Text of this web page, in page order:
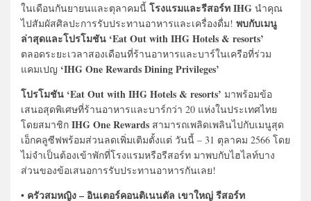
ในเดือนกันยายนและตุลาคมนี้ โรงแรมและรีสอร์ท IHG นำคุณ
ไปสัมผัสศิลปะการรับประทานอาหารและเครื่องดื่ม! พบกับเมนู
ล่าสุดและโปรโมชัน ‘Eat Out with IHG Hotels & resorts’
ตลอดระยะเวลาสองเดือนที่ร้านอาหารและบาร์ในเครือที่ร่วม
แคมเปญ ‘IHG One Rewards Dining Privileges’
โปรโมชัน ‘Eat Out with IHG Hotels & resorts’ มาพร้อมข้อ
เสนอสุดพิเศษที่ร้านอาหารและบาร์กว่า 20 แห่งในประเทศไทย
โดยสมาชิก IHG One Rewards สามารถเพลิดเพลินไปกับเมนูสุด
เอ็กคลูซีฟพร้อมส่วนลดเพิ่มเติมตั้งแต่ วันนี้ – 31 ตุลาคม 2566 โดย
ไม่จำเป็นต้องเข้าพักที่โรงแรมหรือรีสอร์ท มาพบกับไฮไลท์บาง
ส่วนของข้อเสนอการรับประทานอาหารกันเลย!
• ครัวสมหญิง – อินเตอร์คอนติเนนตัล เขาใหญ่ รีสอร์ท